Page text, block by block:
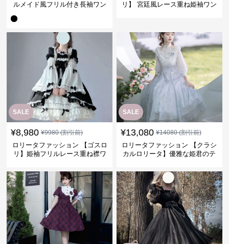
ルメイド風フリル付き長袖ワン
リ】 宮廷風レース重ね姫袖ワン
SALE
¥8,980 ¥9980(割引前)
ロリータファッション 【ゴスロ
リ】姫袖フリルレース重ね襟ワ
SALE
¥13,080 ¥14080(割引前)
ロリータファッション 【クラシ
カルロリータ】優雅な姫君のテ